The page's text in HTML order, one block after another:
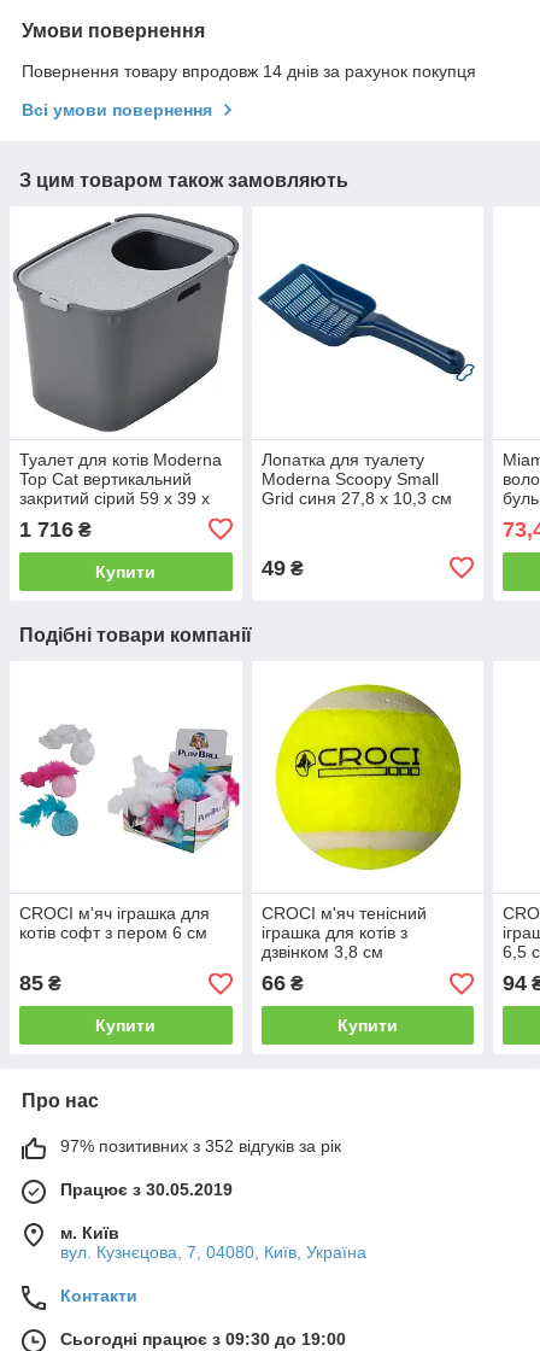
Умови повернення
Повернення товару впродовж 14 днів за рахунок покупця
Всі умови повернення
З цим товаром також замовляють
Туалет для котів Moderna
Top Cat вертикальний
закритий сірий 59 х 39 х
1 716 ₴
Купити
Лопатка для туалету
Moderna Scoopy Small
Grid синя 27,8 х 10,3 см
49₴
Подібні товари компанії
CROCI м'яч іграшка для
котів софт з пером 6 см
85 ₴
Купити
CROCI м'яч тенісний
іграшка для котів з
дзвінком 3,8 см
66₴
Купити
6,5
94
Про нас
97% позитивних з 352 відгуків за рік
Працює з 30.05.2019
м. Київ
вул. Кузнєцова, 7, 04080, Київ, Україна
Контакти
Сьогодні працює з 09:30 до 19:00